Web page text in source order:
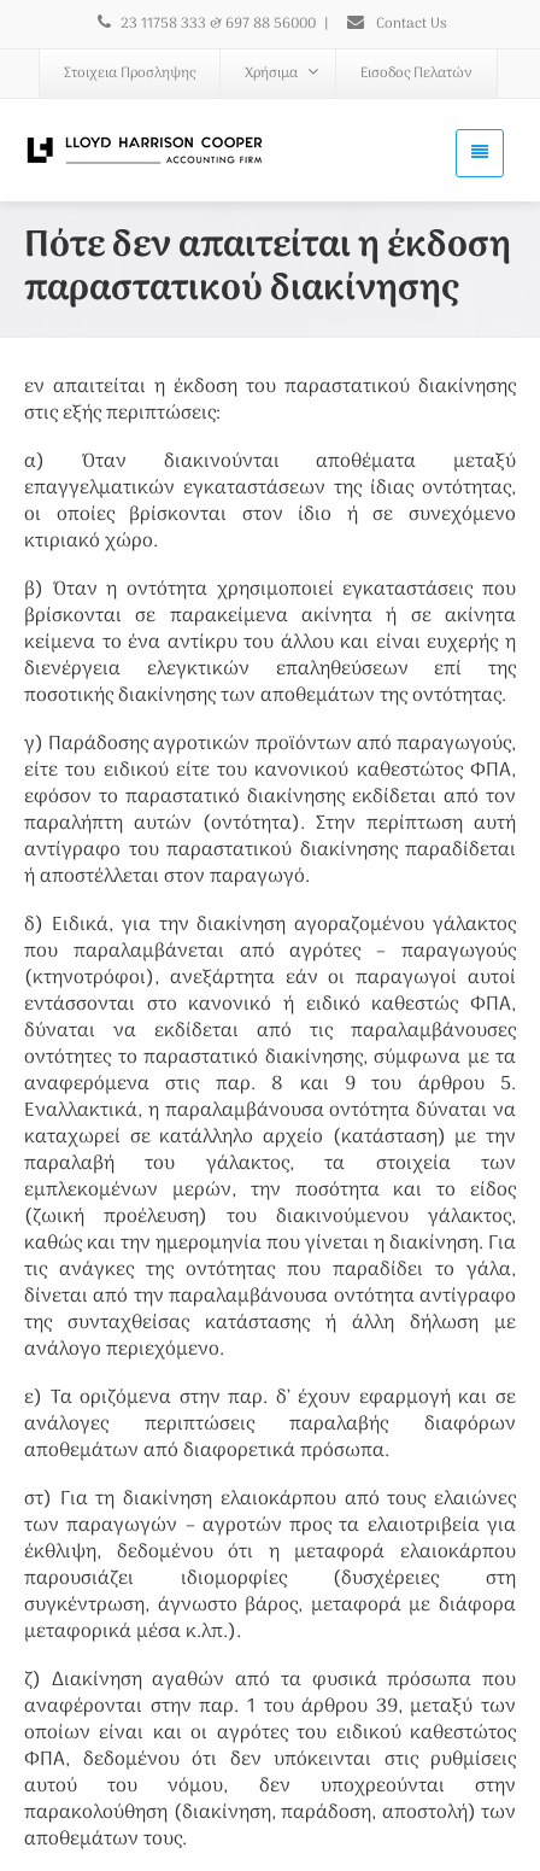
23 11758 333 & 697 88 56000 | Contact Us
Στοιχεια Προσληψης Χρήσιμα Εισοδος Πελατών
Πότε δεν απαιτείται η έκδοση
παραστατικού διακίνησης
εν απαιτείται η έκδοση του παραστατικού διακίνησης
στις εξής περιπτώσεις:
α) Όταν διακινούνται αποθέματα μεταξύ
επαγγελματικών εγκαταστάσεων της ίδιας οντότητας,
οι οποίες βρίσκονται στον ίδιο ή σε συνεχόμενο
κτιριακό χώρο.
β) Όταν η οντότητα χρησιμοποιεί εγκαταστάσεις που
βρίσκονται σε παρακείμενα ακίνητα ή σε ακίνητα
κείμενα το ένα αντίκρυ του άλλου και είναι ευχερής η
διενέργεια ελεγκτικών επαληθεύσεων επί της
ποσοτικής διακίνησης των αποθεμάτων της οντότητας.
γ) Παράδοσης αγροτικών προϊόντων από παραγωγούς,
είτε του ειδικού είτε του κανονικού καθεστώτος ΦΠΑ,
εφόσον το παραστατικό διακίνησης εκδίδεται από τον
παραλήπτη αυτών (οντότητα). Στην περίπτωση αυτή
αντίγραφο του παραστατικού διακίνησης παραδίδεται
ή αποστέλλεται στον παραγωγό.
δ) Ειδικά, για την διακίνηση αγοραζομένου γάλακτος
που παραλαμβάνεται από αγρότες – παραγωγούς
(κτηνοτρόφοι), ανεξάρτητα εάν οι παραγωγοί αυτοί
εντάσσονται στο κανονικό ή ειδικό καθεστώς ΦΠΑ,
δύναται να εκδίδεται από τις παραλαμβάνουσες
οντότητες το παραστατικό διακίνησης, σύμφωνα με τα
αναφερόμενα στις παρ. 8 και 9 του άρθρου 5.
Εναλλακτικά, η παραλαμβάνουσα οντότητα δύναται να
καταχωρεί σε κατάλληλο αρχείο (κατάσταση) με την
παραλαβή του γάλακτος, τα στοιχεία των
εμπλεκομένων μερών, την ποσότητα και το είδος
(ζωική προέλευση) του διακινούμενου γάλακτος,
καθώς και την ημερομηνία που γίνεται η διακίνηση. Για
τις ανάγκες της οντότητας που παραδίδει το γάλα,
δίνεται από την παραλαμβάνουσα οντότητα αντίγραφο
της συνταχθείσας κατάστασης ή άλλη δήλωση με
ανάλογο περιεχόμενο.
ε) Τα οριζόμενα στην παρ. δ’ έχουν εφαρμογή και σε
ανάλογες περιπτώσεις παραλαβής διαφόρων
αποθεμάτων από διαφορετικά πρόσωπα.
στ) Για τη διακίνηση ελαιοκάρπου από τους ελαιώνες
των παραγωγών – αγροτών προς τα ελαιοτριβεία για
έκθλιψη, δεδομένου ότι η μεταφορά ελαιοκάρπου
παρουσιάζει ιδιομορφίες (δυσχέρειες στη
συγκέντρωση, άγνωστο βάρος, μεταφορά με διάφορα
μεταφορικά μέσα κ.λπ.).
ζ) Διακίνηση αγαθών από τα φυσικά πρόσωπα που
αναφέρονται στην παρ. 1 του άρθρου 39, μεταξύ των
οποίων είναι και οι αγρότες του ειδικού καθεστώτος
ΦΠΑ, δεδομένου ότι δεν υπόκεινται στις ρυθμίσεις
αυτού του νόμου, δεν υποχρεούνται στην
παρακολούθηση (διακίνηση, παράδοση, αποστολή) των
αποθεμάτων τους.